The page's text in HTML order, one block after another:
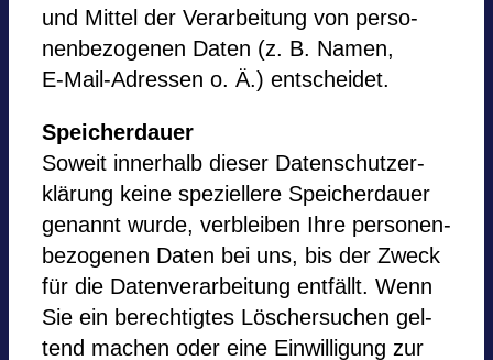
und Mit­tel der Ver­ar­bei­tung von per­so­
nen­be­zo­ge­nen Daten (z. B. Namen,
E‑Mail-Adres­sen o. Ä.) ent­schei­det.
Spei­cher­dauer
Soweit inner­halb die­ser Daten­schutz­er­
klä­rung keine spe­zi­el­lere Spei­cher­dauer
genannt wurde, ver­blei­ben Ihre per­so­nen­
be­zo­ge­nen Daten bei uns, bis der Zweck
für die Daten­ver­ar­bei­tung ent­fällt. Wenn
Sie ein berech­tig­tes Löscher­su­chen gel­
tend machen oder eine Ein­wil­li­gung zur